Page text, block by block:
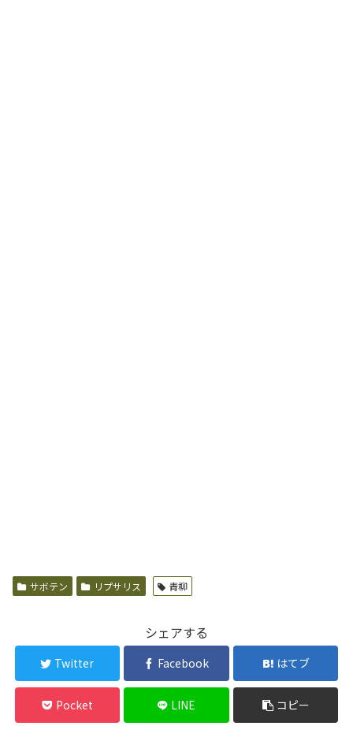
サボテン リプサリス 青柳
シェアする
Twitter Facebook はてブ
Pocket LINE コピー